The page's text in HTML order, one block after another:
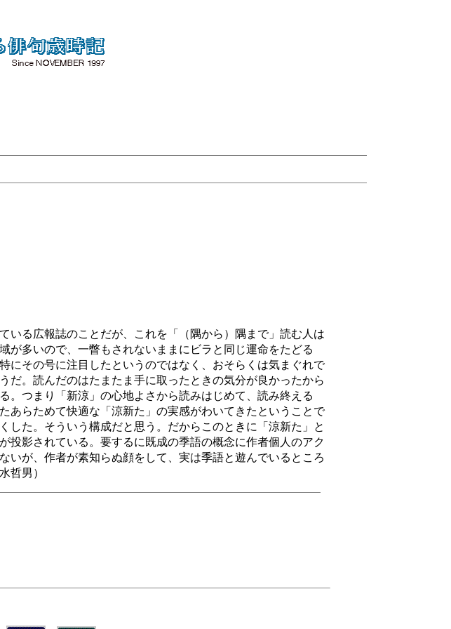
いる広報誌のことだが、これを「（隅から）隅まで」読む人は
が多いので、一瞥もされないままにビラと同じ運命をたどる
にその号に注目したというのではなく、おそらくは気まぐれで
だ。読んだのはたまたま手に取ったときの気分が良かったから
。つまり「新涼」の心地よさから読みはじめて、読み終える
あらためて快適な「涼新た」の実感がわいてきたということで
した。そういう構成だと思う。だからこのときに「涼新た」と
投影されている。要するに既成の季語の概念に作者個人のアク
いが、作者が素知らぬ顔をして、実は季語と遊んでいるところ
哲男）